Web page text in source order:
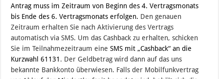
Antrag muss im Zeitraum von Beginn des 4. Vertragsmonats
bis Ende des 6. Vertragsmonats erfolgen. Den genauen
Zeitraum erhalten Sie nach Aktivierung des Vertrags
automatisch via SMS. Um das Cashback zu erhalten, schicken
Sie im Teilnahmezeitraum eineSMS mit „Cashback“ an die
Kurzwahl 61131 . Der Geldbetrag wird dann auf das uns
bekannte Bankkonto überwiesen. Falls der Mobilfunkvertrag